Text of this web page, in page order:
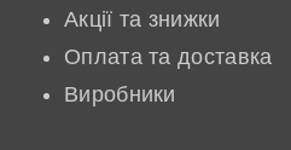
Акції та знижки
Оплата та доставка
Виробники